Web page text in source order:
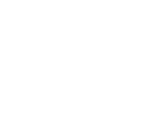
南：内行人不会告诉